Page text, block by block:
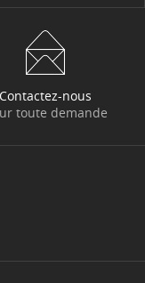
Contactez-nous
toute demande